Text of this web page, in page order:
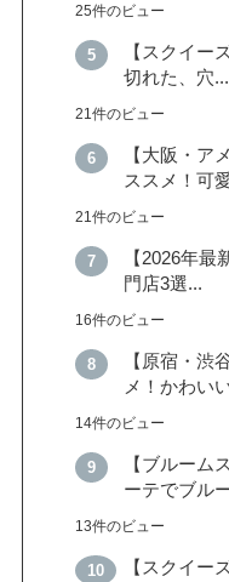
25件のビュー
【スクイー
切れた、穴...
21件のビュー
【大阪・ア
ススメ！可
21件のビュー
【2026年
門店3選...
16件のビュー
【原宿・渋
メ！かわい
14件のビュー
【ブルーム
ーテでブル
13件のビュー
【スクイー